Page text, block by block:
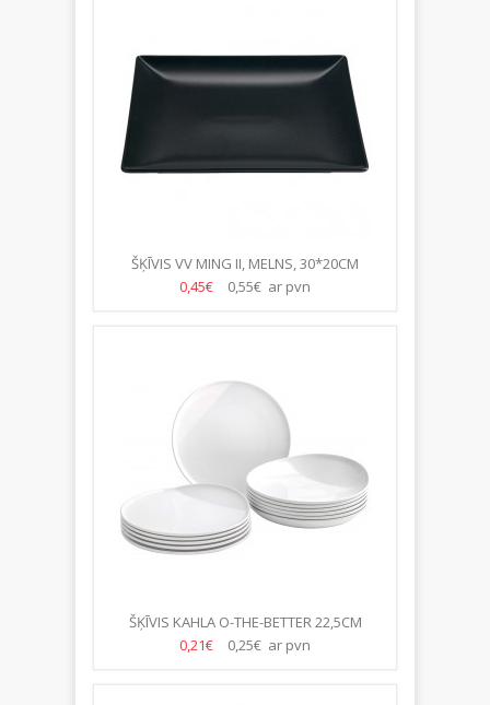
ŠĶĪVIS VV MING II, MELNS, 30*20CM
0,45€
0,55€ ar pvn
ŠĶĪVIS KAHLA O-THE-BETTER 22,5CM
0,21€
0,25€ ar pvn